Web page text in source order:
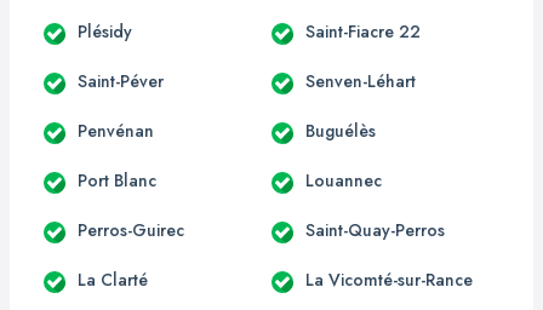
Plésidy Saint-Fiacre 22
Saint-Péver Senven-Léhart
Penvénan Buguélès
Port Blanc Louannec
Perros-Guirec Saint-Quay-Perros
La Clarté La Vicomté-sur-Rance